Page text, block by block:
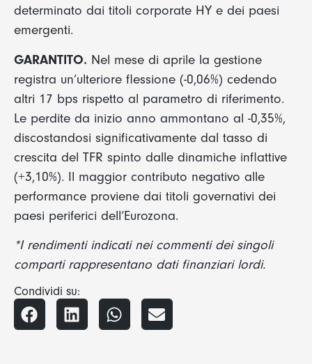
determinato dai titoli corporate HY e dei paesi
emergenti.
GARANTITO. Nel mese di aprile la gestione
registra un’ulteriore flessione (-0,06%) cedendo
altri 17 bps rispetto al parametro di riferimento.
Le perdite da inizio anno ammontano al -0,35%,
discostandosi significativamente dal tasso di
crescita del TFR spinto dalle dinamiche inflattive
(+3,10%). Il maggior contributo negativo alle
performance proviene dai titoli governativi dei
paesi periferici dell’Eurozona.
*I rendimenti indicati nei commenti dei singoli
comparti rappresentano dati finanziari lordi.
Condividi su: